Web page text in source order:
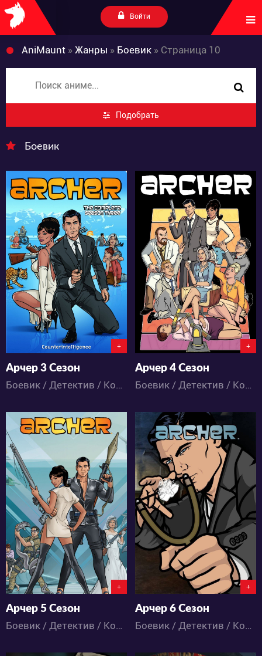
Войти
AniMaunt » Жанры » Боевик » Страница 10
Подобрать
Боевик
3398
0 0
+
Арчер 3 Сезон
Боевик / Детектив / Комедия / Мультфильмы
3467
0 0
+
Арчер 4 Сезон
Боевик / Детектив / Комедия / Мультфильмы
3233
1 0
+
Арчер 5 Сезон
Боевик / Детектив / Комедия / Мультфильмы
3508
0
+
Арчер 6 Сезон
Боевик / Детектив / Комедия / Мультфильмы